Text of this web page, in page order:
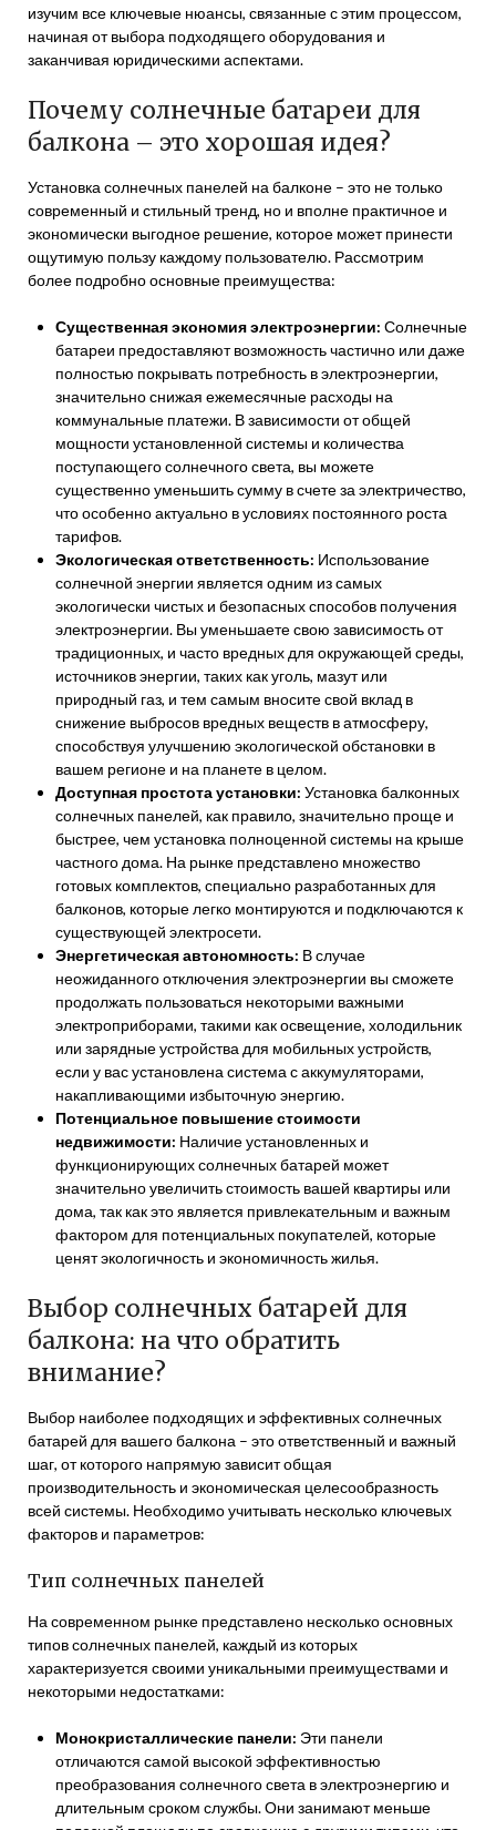
изучим все ключевые нюансы, связанные с этим процессом,
начиная от выбора подходящего оборудования и
заканчивая юридическими аспектами.
Почему солнечные батареи для
балкона – это хорошая идея?
Установка солнечных панелей на балконе – это не только
современный и стильный тренд, но и вполне практичное и
экономически выгодное решение, которое может принести
ощутимую пользу каждому пользователю. Рассмотрим
более подробно основные преимущества:
Существенная экономия электроэнергии: Солнечные
батареи предоставляют возможность частично или даже
полностью покрывать потребность в электроэнергии,
значительно снижая ежемесячные расходы на
коммунальные платежи. В зависимости от общей
мощности установленной системы и количества
поступающего солнечного света, вы можете
существенно уменьшить сумму в счете за электричество,
что особенно актуально в условиях постоянного роста
тарифов.
Экологическая ответственность: Использование
солнечной энергии является одним из самых
экологически чистых и безопасных способов получения
электроэнергии. Вы уменьшаете свою зависимость от
традиционных, и часто вредных для окружающей среды,
источников энергии, таких как уголь, мазут или
природный газ, и тем самым вносите свой вклад в
снижение выбросов вредных веществ в атмосферу,
способствуя улучшению экологической обстановки в
вашем регионе и на планете в целом.
Доступная простота установки: Установка балконных
солнечных панелей, как правило, значительно проще и
быстрее, чем установка полноценной системы на крыше
частного дома. На рынке представлено множество
готовых комплектов, специально разработанных для
балконов, которые легко монтируются и подключаются к
существующей электросети.
Энергетическая автономность: В случае
неожиданного отключения электроэнергии вы сможете
продолжать пользоваться некоторыми важными
электроприборами, такими как освещение, холодильник
или зарядные устройства для мобильных устройств,
если у вас установлена система с аккумуляторами,
накапливающими избыточную энергию.
Потенциальное повышение стоимости
недвижимости: Наличие установленных и
функционирующих солнечных батарей может
значительно увеличить стоимость вашей квартиры или
дома, так как это является привлекательным и важным
фактором для потенциальных покупателей, которые
ценят экологичность и экономичность жилья.
Выбор солнечных батарей для
балкона: на что обратить
внимание?
Выбор наиболее подходящих и эффективных солнечных
батарей для вашего балкона – это ответственный и важный
шаг, от которого напрямую зависит общая
производительность и экономическая целесообразность
всей системы. Необходимо учитывать несколько ключевых
факторов и параметров:
Тип солнечных панелей
На современном рынке представлено несколько основных
типов солнечных панелей, каждый из которых
характеризуется своими уникальными преимуществами и
некоторыми недостатками:
Монокристаллические панели: Эти панели
отличаются самой высокой эффективностью
преобразования солнечного света в электроэнергию и
длительным сроком службы. Они занимают меньше